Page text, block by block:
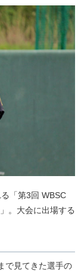
「第3回 WBSC
。大会に出場する
で見てきた選手の